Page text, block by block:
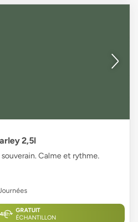
2,5l
Calme et rythme.
GRATUIT
ÉCHANTILLON